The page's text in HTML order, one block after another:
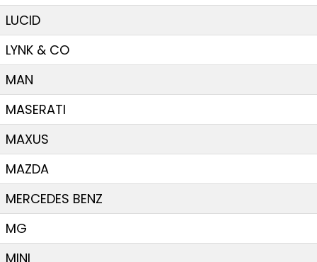
LUCID
LYNK & CO
MAN
MASERATI
MAXUS
MAZDA
MERCEDES BENZ
MG
MINI